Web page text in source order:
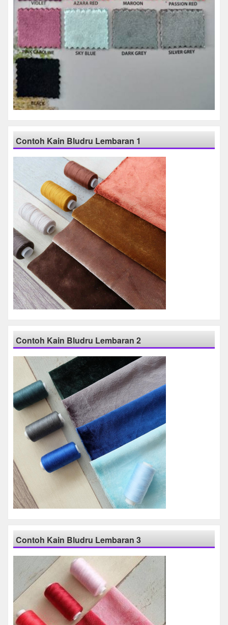
Contoh Kain Bludru Lembaran 1
Contoh Kain Bludru Lembaran 2
Contoh Kain Bludru Lembaran 3